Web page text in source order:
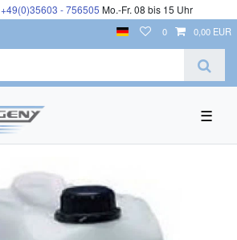
+49(0)35603 - 756505 Mo.-Fr. 08 bis 15 Uhr
0 0,00 EUR
☰